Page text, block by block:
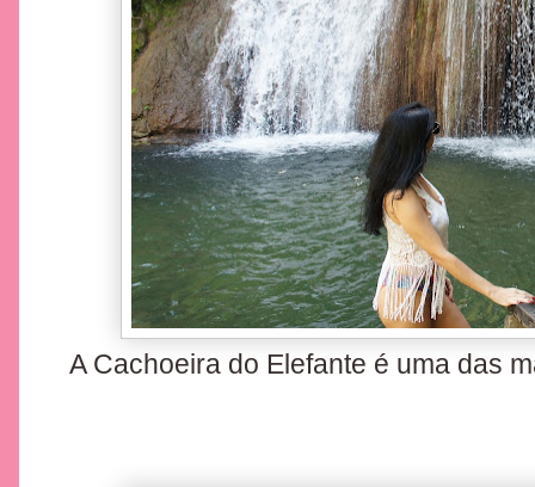
A Cachoeira do Elefante é uma das